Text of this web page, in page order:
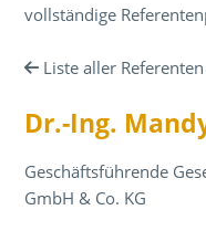
vollständige
Liste aller
Dr.-Ing.
Geschäftsführende
GmbH & Co. KG